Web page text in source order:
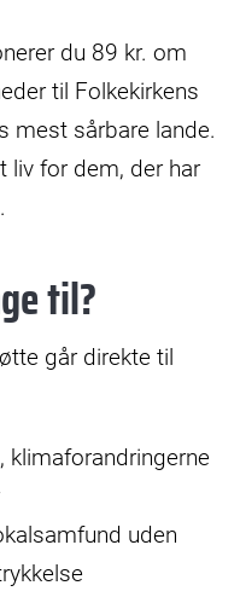
du 89 kr. om
til Folkekirkens
mest sårbare lande.
liv for dem, der har
til?
går direkte til
klimaforandringerne
uden